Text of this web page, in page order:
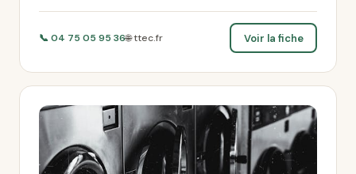
📞 04 75 05 95 36🌐 ttec.fr Voir la fiche